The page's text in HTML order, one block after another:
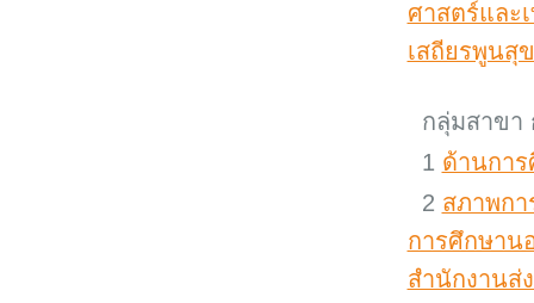
ศาสตร์และ
เสถียรพูนสุ
กลุ่มสาขา
1 ด้านกา
2 สภาพก
การศึกษาน
สำนักงานส่